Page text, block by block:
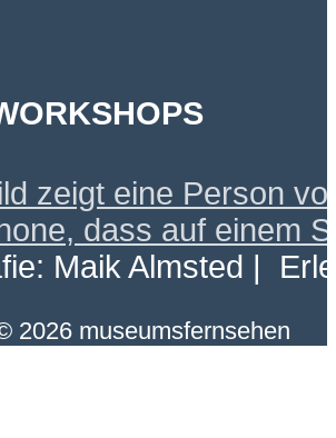
Maik Almsted |
2026 museumsfernsehen